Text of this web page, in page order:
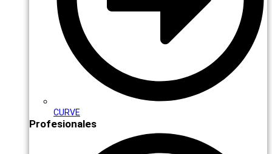
CURVE
Profesionales